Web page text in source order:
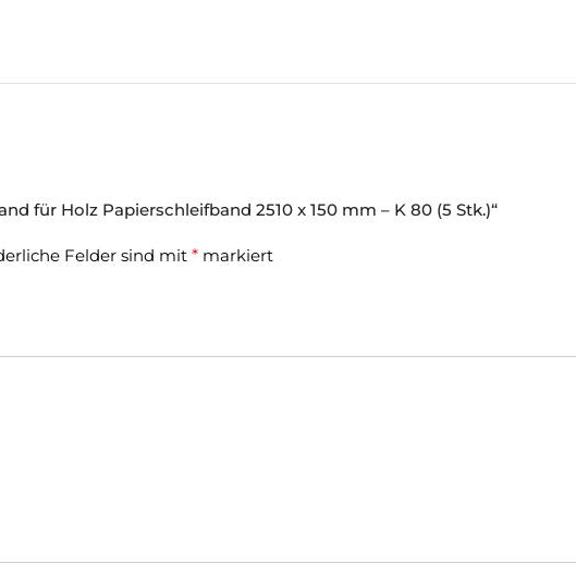
für Holz Papierschleifband 2510 x 150 mm – K 80 (5 Stk.)“
Felder sind mit * markiert